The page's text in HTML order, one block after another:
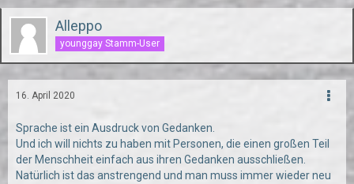
Alleppo
younggay Stamm-User
16. April 2020
Sprache ist ein Ausdruck von Gedanken.
Und ich will nichts zu haben mit Personen, die einen großen Teil
der Menschheit einfach aus ihren Gedanken ausschließen.
Natürlich ist das anstrengend und man muss immer wieder neu